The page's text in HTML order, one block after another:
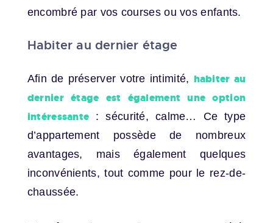
encombré par vos courses ou vos enfants.
Habiter au dernier étage
Afin de préserver votre intimité, habiter au
dernier étage est également une option
intéressante : sécurité, calme… Ce type
d’appartement possède de nombreux
avantages, mais également quelques
inconvénients, tout comme pour le rez-de-
chaussée.